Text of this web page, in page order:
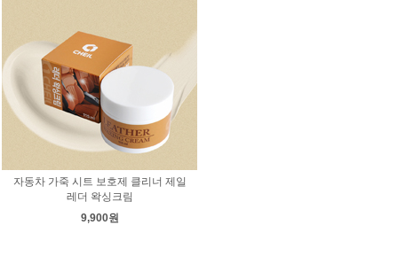
자동차 가죽 시트 보호제 클리너 제일
레더 왁싱크림
9,900원